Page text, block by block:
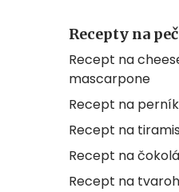
Recepty na
Recept na
mascarpone
Recept na
Recept na
Recept na
Recept na